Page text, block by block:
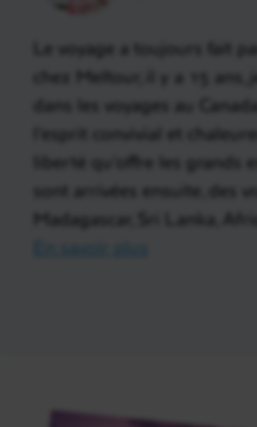
Le voyage a toujours fait
chez Meltour, il y a 15
dans les voyages au
l’esprit convivial et
liberté qu’offre les grands
sont arrivées ensuite, des
Madagascar, Sri Lanka,